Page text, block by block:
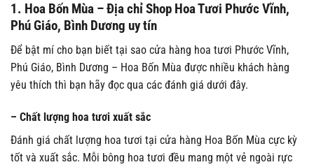
1. Hoa Bốn Mùa – Địa chỉ Shop Hoa Tươi Phước Vĩnh,
Phú Giáo, Bình Dương uy tín
Để bật mí cho bạn biết tại sao cửa hàng hoa tươi Phước Vĩnh,
Phú Giáo, Bình Dương – Hoa Bốn Mùa được nhiều khách hàng
yêu thích thì bạn hãy đọc qua các đánh giá dưới đây.
– Chất lượng hoa tươi xuất sắc
Đánh giá chất lượng hoa tươi tại cửa hàng Hoa Bốn Mùa cực kỳ
tốt và xuất sắc. Mỗi bông hoa tươi đều mang một vẻ ngoài rực